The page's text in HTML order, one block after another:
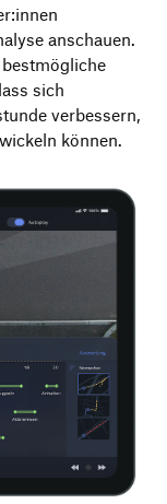
anschauen.
sich
verbessern,
können.